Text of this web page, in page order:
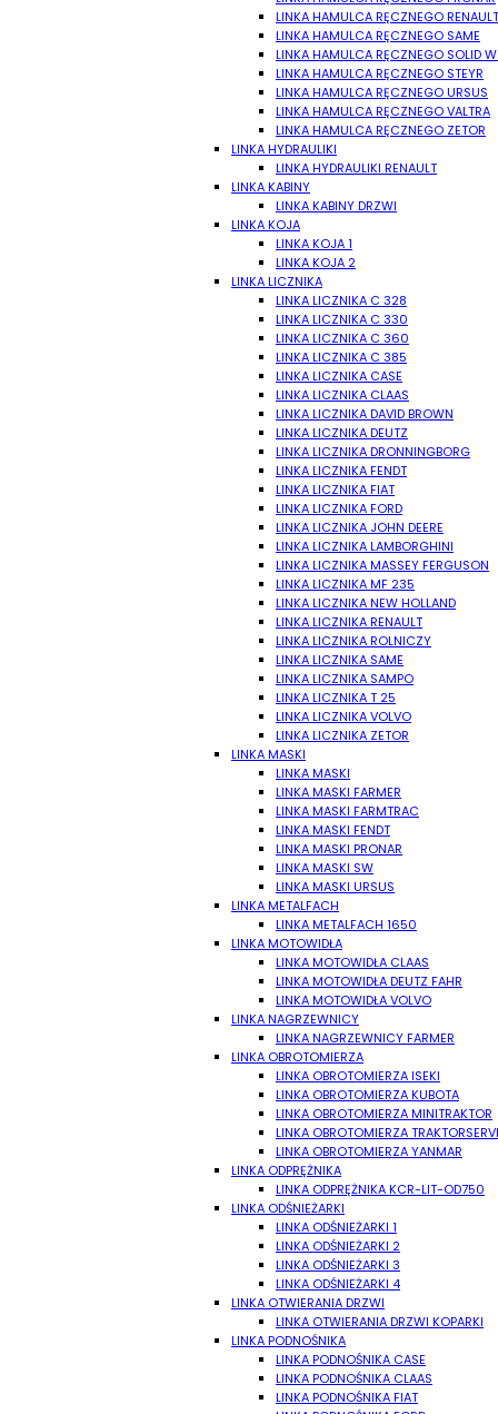
LINKA HAMULCA RĘCZNEGO RENAULT
LINKA HAMULCA RĘCZNEGO SAME
LINKA HAMULCA RĘCZNEGO SOLID
LINKA HAMULCA RĘCZNEGO STEYR
LINKA HAMULCA RĘCZNEGO URSUS
LINKA HAMULCA RĘCZNEGO VALTRA
LINKA HAMULCA RĘCZNEGO ZETOR
LINKA HYDRAULIKI
LINKA HYDRAULIKI RENAULT
LINKA KABINY
LINKA KABINY DRZWI
LINKA KOJA
LINKA KOJA 1
LINKA KOJA 2
LINKA LICZNIKA
LINKA LICZNIKA C 328
LINKA LICZNIKA C 330
LINKA LICZNIKA C 360
LINKA LICZNIKA C 385
LINKA LICZNIKA CASE
LINKA LICZNIKA CLAAS
LINKA LICZNIKA DAVID BROWN
LINKA LICZNIKA DEUTZ
LINKA LICZNIKA DRONNINGBORG
LINKA LICZNIKA FENDT
LINKA LICZNIKA FIAT
LINKA LICZNIKA FORD
LINKA LICZNIKA JOHN DEERE
LINKA LICZNIKA LAMBORGHINI
LINKA LICZNIKA MASSEY FERGUSON
LINKA LICZNIKA MF 235
LINKA LICZNIKA NEW HOLLAND
LINKA LICZNIKA RENAULT
LINKA LICZNIKA ROLNICZY
LINKA LICZNIKA SAME
LINKA LICZNIKA SAMPO
LINKA LICZNIKA T 25
LINKA LICZNIKA VOLVO
LINKA LICZNIKA ZETOR
LINKA MASKI
LINKA MASKI
LINKA MASKI FARMER
LINKA MASKI FARMTRAC
LINKA MASKI FENDT
LINKA MASKI PRONAR
LINKA MASKI SW
LINKA MASKI URSUS
LINKA METALFACH
LINKA METALFACH 1650
LINKA MOTOWIDŁA
LINKA MOTOWIDŁA CLAAS
LINKA MOTOWIDŁA DEUTZ FAHR
LINKA MOTOWIDŁA VOLVO
LINKA NAGRZEWNICY
LINKA NAGRZEWNICY FARMER
LINKA OBROTOMIERZA
LINKA OBROTOMIERZA ISEKI
LINKA OBROTOMIERZA KUBOTA
LINKA OBROTOMIERZA MINITRAKTOR
LINKA OBROTOMIERZA
LINKA OBROTOMIERZA YANMAR
LINKA ODPRĘŻNIKA
LINKA ODPRĘŻNIKA KCR-LIT-OD750
LINKA ODŚNIEŻARKI
LINKA ODŚNIEŻARKI 1
LINKA ODŚNIEŻARKI 2
LINKA ODŚNIEŻARKI 3
LINKA ODŚNIEŻARKI 4
LINKA OTWIERANIA DRZWI
LINKA OTWIERANIA DRZWI KOPARKI
LINKA PODNOŚNIKA
LINKA PODNOŚNIKA CASE
LINKA PODNOŚNIKA CLAAS
LINKA PODNOŚNIKA FIAT